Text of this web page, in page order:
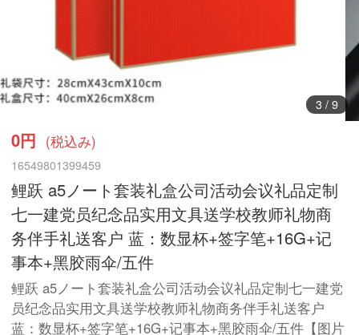
3/ 9
0円 (税込み)
16549801399459
鲤跃 a5ノート套装礼盒公司活动会议礼品定制
七一建党员纪念品实用文具送学校教师礼物商
务伴手礼送客户 蓝：数显杯+签字笔+16G+记
事本+黑胶雨伞/五件
鲤跃 a5ノート套装礼盒公司活动会议礼品定制七一建党
员纪念品实用文具送学校教师礼物商务伴手礼送客户
蓝：数显杯+签字笔+16G+记事本+黑胶雨伞/五件【图片